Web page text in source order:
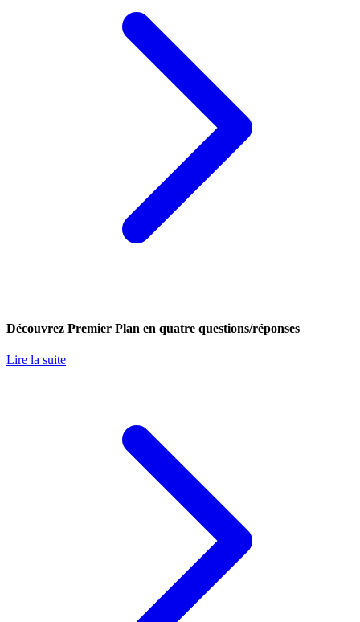
Découvrez Premier Plan en quatre questions/réponses
Lire la suite